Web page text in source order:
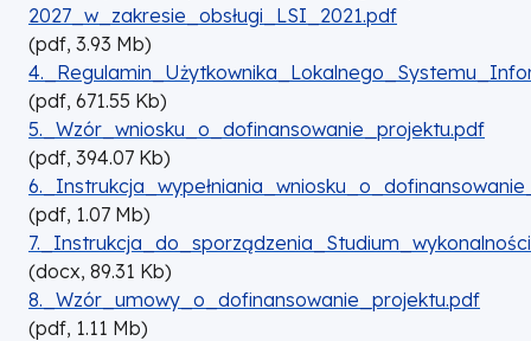
2027_w_zakresie_obsługi_LSI_2021.pdf
(pdf, 3.93 Mb)
DOKUMENT
(pdf, 671.55 Kb)
DOKUMENT
5._Wzór_wniosku_o_dofinansowanie_projektu.pdf
(pdf, 394.07 Kb)
DOKUMENT
(pdf, 1.07 Mb)
DOKUMENT
(docx, 89.31 Kb)
DOKUMENT
8._Wzór_umowy_o_dofinansowanie_projektu.pdf
(pdf, 1.11 Mb)